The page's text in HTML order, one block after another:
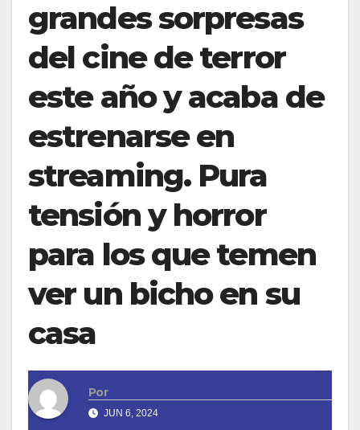
grandes sorpresas
del cine de terror
este año y acaba de
estrenarse en
streaming. Pura
tensión y horror
para los que temen
ver un bicho en su
casa
Por
JUN 6, 2024